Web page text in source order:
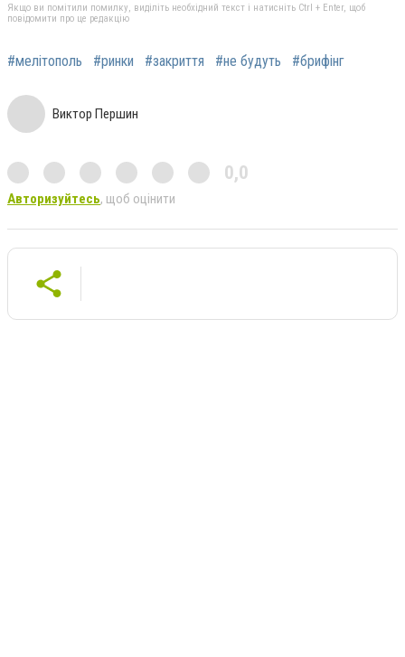
Якщо ви помітили помилку, виділіть необхідний текст і натисніть Ctrl + Enter, щоб
повідомити про це редакцію
#мелітополь #ринки #закриття #не будуть #брифінг
Виктор Першин
0,0
Авторизуйтесь, щоб оцінити